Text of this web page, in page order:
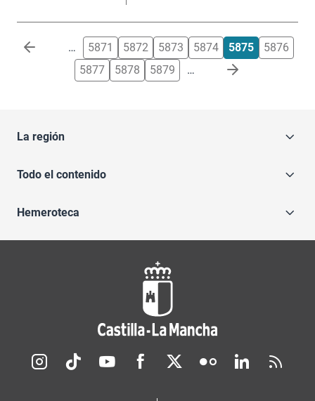
Paginación … 5871 5872 5873 5874 5875
5876
5877
5878 5879 …
La región
Todo el contenido
Hemeroteca
Redes sociales JCCM